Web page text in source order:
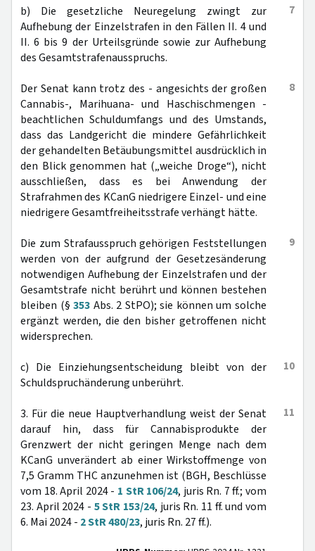
7
b) Die gesetzliche Neuregelung zwingt zur
Aufhebung der Einzelstrafen in den Fällen II. 4 und
II. 6 bis 9 der Urteilsgründe sowie zur Aufhebung
des Gesamtstrafenausspruchs.
8
Der Senat kann trotz des - angesichts der großen
Cannabis-, Marihuana- und Haschischmengen -
beachtlichen Schuldumfangs und des Umstands,
dass das Landgericht die mindere Gefährlichkeit
der gehandelten Betäubungsmittel ausdrücklich in
den Blick genommen hat („weiche Droge“), nicht
ausschließen, dass es bei Anwendung der
Strafrahmen des KCanG niedrigere Einzel- und eine
niedrigere Gesamtfreiheitsstrafe verhängt hätte.
9
Die zum Strafausspruch gehörigen Feststellungen
werden von der aufgrund der Gesetzesänderung
notwendigen Aufhebung der Einzelstrafen und der
Gesamtstrafe nicht berührt und können bestehen
bleiben (§353 Abs. 2 StPO); sie können um solche
ergänzt werden, die den bisher getroffenen nicht
widersprechen.
10
c) Die Einziehungsentscheidung bleibt von der
Schuldspruchänderung unberührt.
11
3. Für die neue Hauptverhandlung weist der Senat
darauf hin, dass für Cannabisprodukte der
Grenzwert der nicht geringen Menge nach dem
KCanG unverändert ab einer Wirkstoffmenge von
7,5 Gramm THC anzunehmen ist (BGH, Beschlüsse
vom 18. April 2024 - 1 StR 106/24, juris Rn. 7 ff.; vom
23. April 2024 - 5 StR 153/24, juris Rn. 11 ff. und vom
6. Mai 2024 - 2 StR 480/23, juris Rn. 27 ff.).